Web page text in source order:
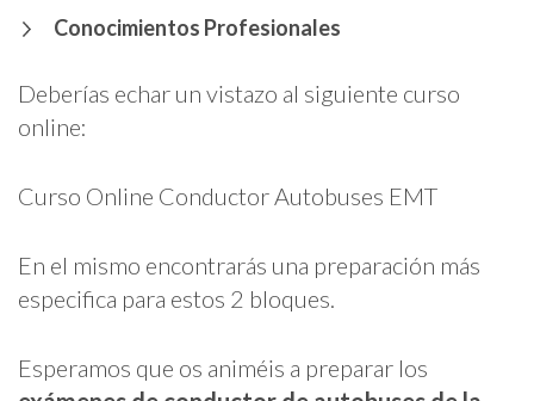
Conocimientos Profesionales
Deberías echar un vistazo al siguiente curso
online:
Curso Online Conductor Autobuses EMT
En el mismo encontrarás una preparación más
especifica para estos 2 bloques.
Esperamos que os animéis a preparar los